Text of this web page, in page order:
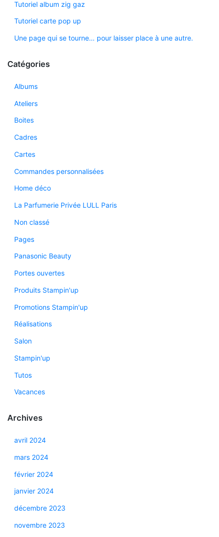
Tutoriel album zig gaz
Tutoriel carte pop up
Une page qui se tourne… pour laisser place à une autre.
Catégories
Albums
Ateliers
Boites
Cadres
Cartes
Commandes personnalisées
Home déco
La Parfumerie Privée LULL Paris
Non classé
Pages
Panasonic Beauty
Portes ouvertes
Produits Stampin'up
Promotions Stampin'up
Réalisations
Salon
Stampin'up
Tutos
Vacances
Archives
avril 2024
mars 2024
février 2024
janvier 2024
décembre 2023
novembre 2023